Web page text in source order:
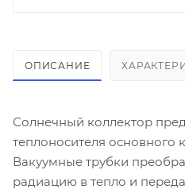
ОПИСАНИЕ
Солнечный коллектор
теплоносителя основного
Вакуумные трубки
радиацию в тепло и